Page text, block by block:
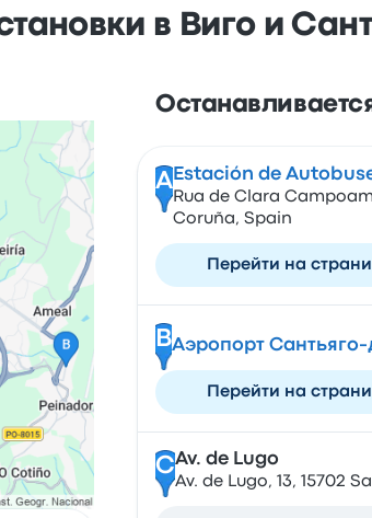
в Виго и
A Estación de
Rua de Clara
Coruña, Spain
Перейти на
BАэропорт
Перейти на
CAv. de Lugo
Av. de Lugo, 13, 15702